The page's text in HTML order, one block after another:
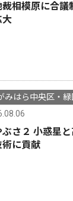
裁相模原に合
大
みはら中央区・緑
ぶさ２ 小惑星
術に貢献